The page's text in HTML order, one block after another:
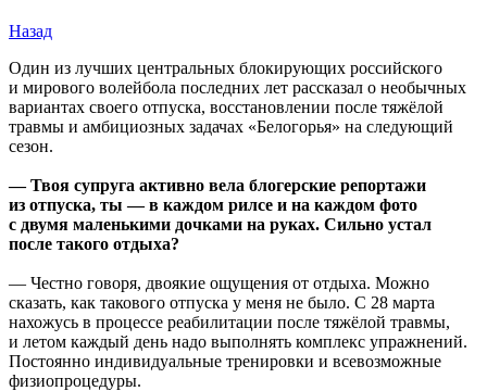
Назад
Один из лучших центральных блокирующих российского
и мирового волейбола последних лет рассказал о необычных
вариантах своего отпуска, восстановлении после тяжёлой
травмы и амбициозных задачах «Белогорья» на следующий
сезон.
— Твоя супруга активно вела блогерские репортажи
из отпуска, ты — в каждом рилсе и на каждом фото
с двумя маленькими дочками на руках. Сильно устал
после такого отдыха?
— Честно говоря, двоякие ощущения от отдыха. Можно
сказать, как такового отпуска у меня не было. С 28 марта
нахожусь в процессе реабилитации после тяжёлой травмы,
и летом каждый день надо выполнять комплекс упражнений.
Постоянно индивидуальные тренировки и всевозможные
физиопроцедуры.